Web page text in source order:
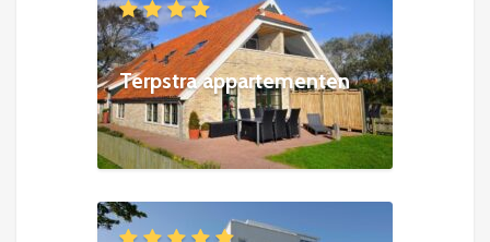
Terpstra appartementen